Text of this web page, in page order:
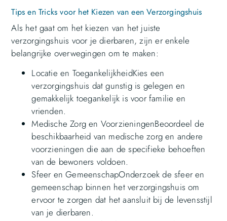
Tips en Tricks voor het Kiezen van een Verzorgingshuis
Als het gaat om het kiezen van het juiste
verzorgingshuis voor je dierbaren, zijn er enkele
belangrijke overwegingen om te maken:
Locatie en ToegankelijkheidKies een
verzorgingshuis dat gunstig is gelegen en
gemakkelijk toegankelijk is voor familie en
vrienden.
Medische Zorg en VoorzieningenBeoordeel de
beschikbaarheid van medische zorg en andere
voorzieningen die aan de specifieke behoeften
van de bewoners voldoen.
Sfeer en GemeenschapOnderzoek de sfeer en
gemeenschap binnen het verzorgingshuis om
ervoor te zorgen dat het aansluit bij de levensstijl
van je dierbaren.